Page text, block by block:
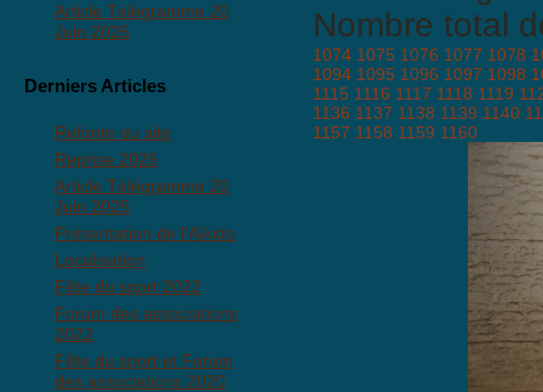
Article Télégramme 20
Juin 2025
Derniers Articles
Refonte du site
Reprise 2026
Article Télégramme 20
Juin 2025
Présentation de l'Aïkido
Localisation
Fête du sport 2022
Forum des associations
2022
Fête du sport et Forum
des associations 2020
Nombre total
1074 1075 1076 1077 1078
1094 1095 1096 1097 1098
1115 1116 1117 1118 1119
1136 1137 1138 1139 1140
1157 1158 1159 1160